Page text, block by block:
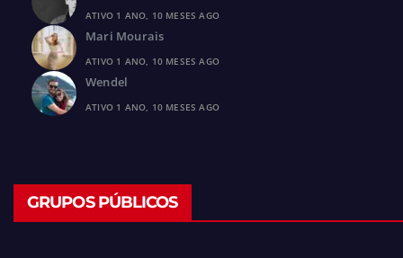
ATIVO 1 ANO, 10 MESES AGO
Mari Mourais
ATIVO 1 ANO, 10 MESES AGO
Wendel
ATIVO 1 ANO, 10 MESES AGO
GRUPOS PÚBLICOS